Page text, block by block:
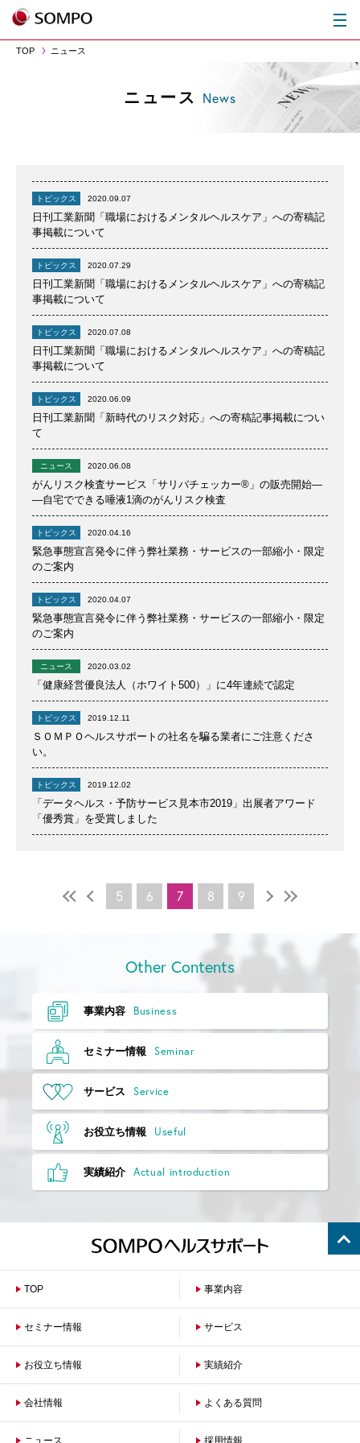
TOP ニュース
ニュース News
トピックス 2020.09.07
日刊工業新聞「職場におけるメンタルヘルスケア」への寄稿記
事掲載について
トピックス 2020.07.29
日刊工業新聞「職場におけるメンタルヘルスケア」への寄稿記
事掲載について
トピックス 2020.07.08
日刊工業新聞「職場におけるメンタルヘルスケア」への寄稿記
事掲載について
トピックス 2020.06.09
日刊工業新聞「新時代のリスク対応」への寄稿記事掲載につい
て
ニュース 2020.06.08
がんリスク検査サービス「サリバチェッカー®」の販売開始―
―自宅でできる唾液1滴のがんリスク検査
トピックス 2020.04.16
緊急事態宣言発令に伴う弊社業務・サービスの一部縮小・限定
のご案内
トピックス 2020.04.07
緊急事態宣言発令に伴う弊社業務・サービスの一部縮小・限定
のご案内
ニュース 2020.03.02
「健康経営優良法人（ホワイト500）」に4年連続で認定
トピックス 2019.12.11
ＳＯＭＰＯヘルスサポートの社名を騙る業者にご注意くださ
い。
トピックス 2019.12.02
「データヘルス・予防サービス見本市2019」出展者アワード
「優秀賞」を受賞しました
5 6 7 8 9
Other Contents
事業内容 Business
セミナー情報 Seminar
サービス Service
お役立ち情報 Useful
実績紹介 Actual introduction
TOP 事業内容
セミナー情報 サービス
保険者のお客さまへ 企業のお客さまへ
お役立ち情報 実績紹介
会社情報
会社概要 沿革
よくある質問
ニュース 採用情報